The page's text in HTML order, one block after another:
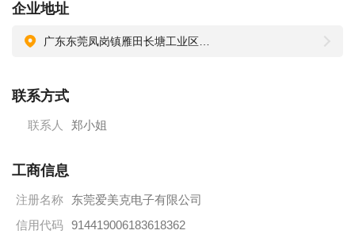
企业地址
联系方式
联系人 郑小姐
工商信息
注册名称
东莞爱美克电子有限公司
信用代码 914419006183618362